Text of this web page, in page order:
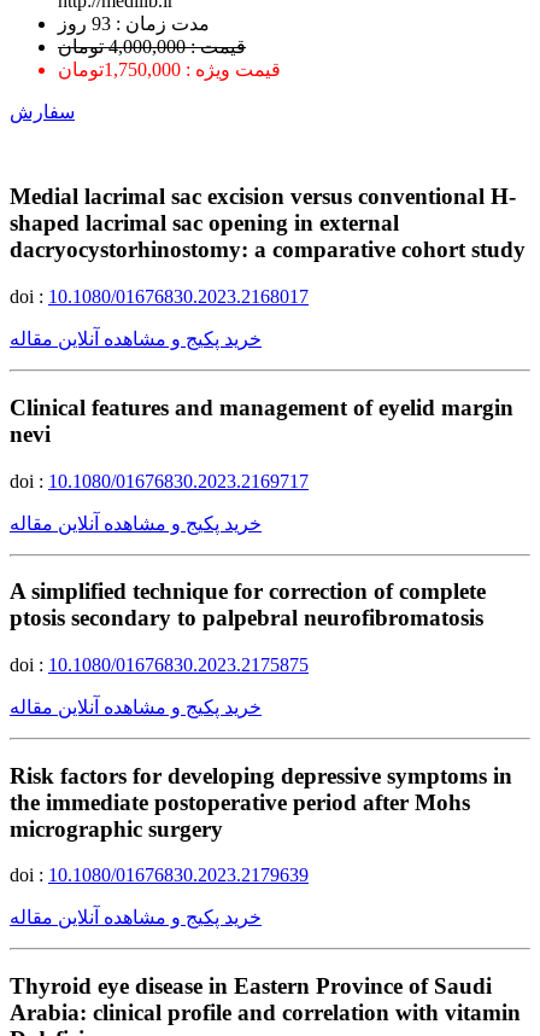
ﻣﺪﺕ ﺯﻣﺎﻥ : 93 ﺭﻭﺯ
قیمت : 4,000,000 تومان
قیمت ویژه : 1,750,000تومان
سفارش
Medial lacrimal sac excision versus conventional H-
shaped lacrimal sac opening in external
dacryocystorhinostomy: a comparative cohort study
doi : 10.1080/01676830.2023.2168017
خرید پکیج و مشاهده آنلاین مقاله
Clinical features and management of eyelid margin
nevi
doi : 10.1080/01676830.2023.2169717
خرید پکیج و مشاهده آنلاین مقاله
A simplified technique for correction of complete
ptosis secondary to palpebral neurofibromatosis
doi : 10.1080/01676830.2023.2175875
خرید پکیج و مشاهده آنلاین مقاله
Risk factors for developing depressive symptoms in
the immediate postoperative period after Mohs
micrographic surgery
doi : 10.1080/01676830.2023.2179639
خرید پکیج و مشاهده آنلاین مقاله
Thyroid eye disease in Eastern Province of Saudi
Arabia: clinical profile and correlation with vitamin